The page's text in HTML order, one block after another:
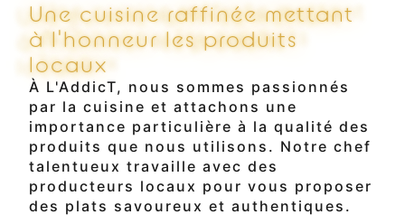
Une cuisine raffinée mettant
à l'honneur les produits
locaux
À L'AddicT, nous sommes passionnés
par la cuisine et attachons une
importance particulière à la qualité des
produits que nous utilisons. Notre chef
talentueux travaille avec des
producteurs locaux pour vous proposer
des plats savoureux et authentiques.